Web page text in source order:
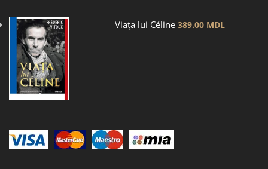
Viața lui Céline 389.00 MDL